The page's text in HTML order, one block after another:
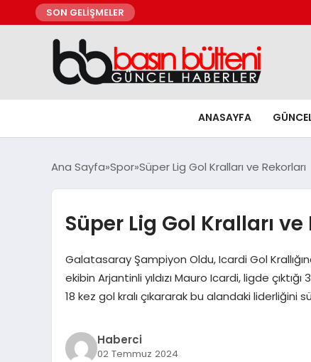
SON GELİŞMELER
ANASAYFA
Ana Sayfa Spor Süper Lig Gol Kralları ve Rekorları
Süper Lig Gol Kralları ve
Galatasaray Şampiyon Oldu, Icardi Gol
ekibin Arjantinli yıldızı Mauro Icardi, ligde
18 kez gol kralı çıkararak bu alandaki liderliğini
Haberci
02 Temmuz 2024